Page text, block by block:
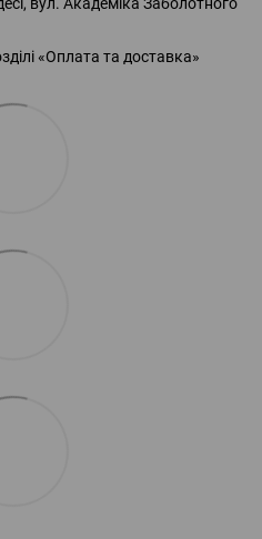
«Оплата та доставка»